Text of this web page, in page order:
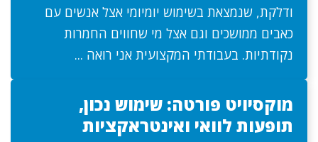
ודלקת, שנמצאת בשימוש יומיומי אצל אנשים עם
כאבים ממושכים וגם אצל מי שחווים החמרות
נקודתיות. בעבודתי המקצועית אני רואה ...
מוקסיויט פורטה: שימוש נכון,
תופעות לוואי ואינטראקציות